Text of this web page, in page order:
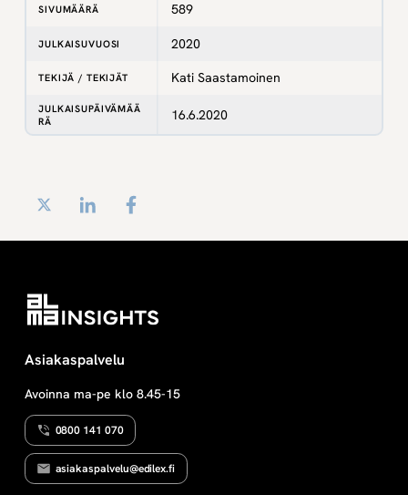
SIVUMÄÄRÄ 589
JULKAISUVUOSI 2020
TEKIJÄ / TEKIJÄT Kati Saastamoinen
JULKAISUPÄIVÄMÄÄ
RÄ
16.6.2020
Twitter LinkedIn
Asiakaspalvelu
Avoinna ma-pe klo 8.45-15
0800 141 070
asiakaspalvelu@edilex.fi